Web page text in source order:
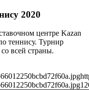
2020
центре Kazan
теннису. Турнир
всей страны.